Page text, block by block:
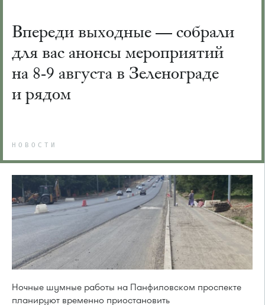
Впереди выходные — собрали
для вас анонсы мероприятий
на 8-9 августа в Зеленограде
и рядом
НОВОСТИ
Ночные шумные работы на Панфиловском проспекте
планируют временно приостановить